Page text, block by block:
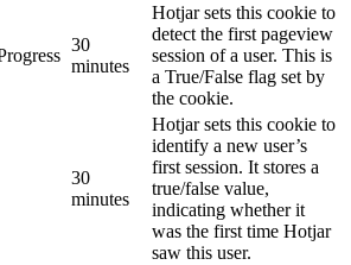
30
minutes
Hotjar sets this cookie to
detect the first pageview
session of a user. This is
a True/False flag set by
the cookie.
30
minutes
Hotjar sets this cookie to
identify a new user’s
first session. It stores a
true/false value,
indicating whether it
was the first time Hotjar
saw this user.